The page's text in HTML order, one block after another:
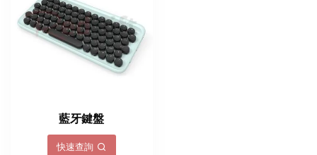
藍牙鍵盤
快速查詢